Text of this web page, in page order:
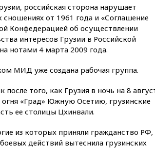
развития театрального
искусства до 2035 года
вчера, 21:21 Правительство
РФ разрешило продажу
бензина старых
вчера, 21:15Путин обсудил
театральных деятелей
вчера, 20:47
Newsweek:
«взрывная» диарея
вчера, 20:35
сбила 200 украинских
российская сторона нарушает
от 1961 года и «Соглашение
Конфедерацией об осуществлении
интересов Грузии в Российской
нотами 4 марта 2009 года.
МИД уже создана рабочая группа.
того, как Грузия в ночь на 8
огня «Град» Южную Осетию, грузинские
ее столицы Цхинвали.
из которых приняли гражданство РФ,
действий вытеснила грузинских